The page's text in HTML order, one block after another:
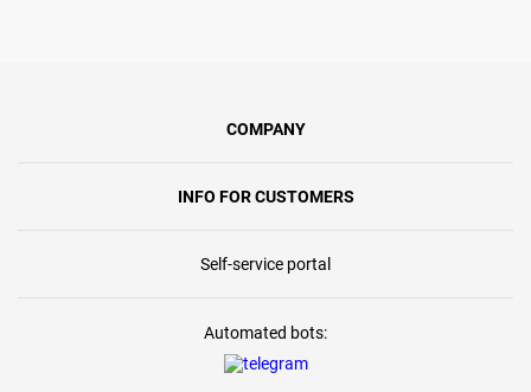
COMPANY
INFO FOR CUSTOMERS
Self-service portal
Automated bots: